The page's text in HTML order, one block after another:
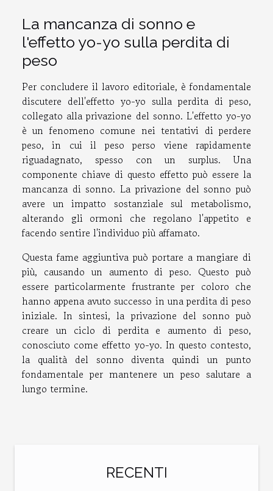
La mancanza di sonno e
l'effetto yo-yo sulla perdita di
peso
Per concludere il lavoro editoriale, è fondamentale
discutere dell'effetto yo-yo sulla perdita di peso,
collegato alla privazione del sonno. L'effetto yo-yo
è un fenomeno comune nei tentativi di perdere
peso, in cui il peso perso viene rapidamente
riguadagnato, spesso con un surplus. Una
componente chiave di questo effetto può essere la
mancanza di sonno. La privazione del sonno può
avere un impatto sostanziale sul metabolismo,
alterando gli ormoni che regolano l'appetito e
facendo sentire l'individuo più affamato.
Questa fame aggiuntiva può portare a mangiare di
più, causando un aumento di peso. Questo può
essere particolarmente frustrante per coloro che
hanno appena avuto successo in una perdita di peso
iniziale. In sintesi, la privazione del sonno può
creare un ciclo di perdita e aumento di peso,
conosciuto come effetto yo-yo. In questo contesto,
la qualità del sonno diventa quindi un punto
fondamentale per mantenere un peso salutare a
lungo termine.
RECENTI